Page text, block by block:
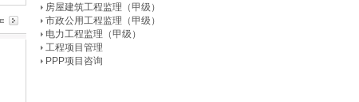
房屋建筑工程监理（甲级）
市政公用工程监理（甲级）
电力工程监理（甲级）
工程项目管理
PPP项目咨询